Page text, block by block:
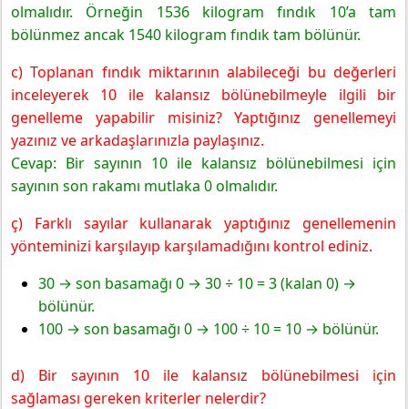
olmalıdır. Örneğin 1536 kilogram fındık 10’a tam
bölünmez ancak 1540 kilogram fındık tam bölünür.
c) Toplanan fındık miktarının alabileceği bu değerleri
inceleyerek 10 ile kalansız bölünebilmeyle ilgili bir
genelleme yapabilir misiniz? Yaptığınız genellemeyi
yazınız ve arkadaşlarınızla paylaşınız.
Cevap: Bir sayının 10 ile kalansız bölünebilmesi için
sayının son rakamı mutlaka 0 olmalıdır.
ç) Farklı sayılar kullanarak yaptığınız genellemenin
yönteminizi karşılayıp karşılamadığını kontrol ediniz.
30 → son basamağı 0 → 30 ÷ 10 = 3 (kalan 0) →
bölünür.
100 → son basamağı 0 → 100 ÷ 10 = 10 → bölünür.
d) Bir sayının 10 ile kalansız bölünebilmesi için
sağlaması gereken kriterler nelerdir?